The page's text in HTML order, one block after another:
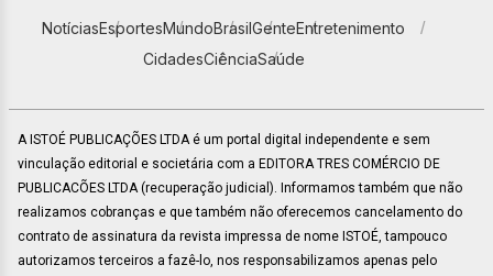
NotíciasEsportesMundoBrasilGenteEntretenimento
CidadesCiênciaSaúde
A ISTOÉ PUBLICAÇÕES LTDA é um portal digital independente e sem
vinculação editorial e societária com a EDITORA TRES COMÉRCIO DE
PUBLICACÕES LTDA (recuperação judicial). Informamos também que não
realizamos cobranças e que também não oferecemos cancelamento do
contrato de assinatura da revista impressa de nome ISTOÉ, tampouco
autorizamos terceiros a fazê-lo, nos responsabilizamos apenas pelo